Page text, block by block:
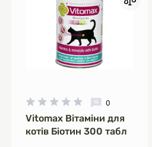
0
Vitomax Вітаміни для
котів Біотин 300 табл